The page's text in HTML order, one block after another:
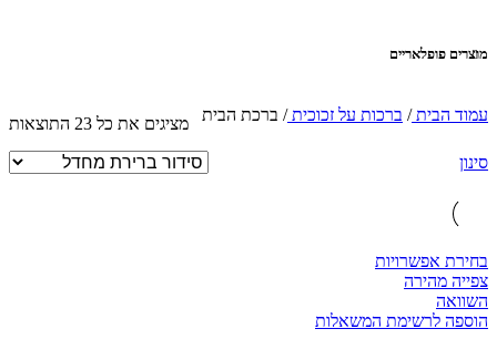
מוצרים פופלאריים
עמוד הבית/ ברכות על זכוכית/ ברכת הבית מציגים את כל ⁦23⁩ התוצאות
סינון
בחירת אפשרויות
צפייה מהירה
השוואה
הוספה לרשימת המשאלות